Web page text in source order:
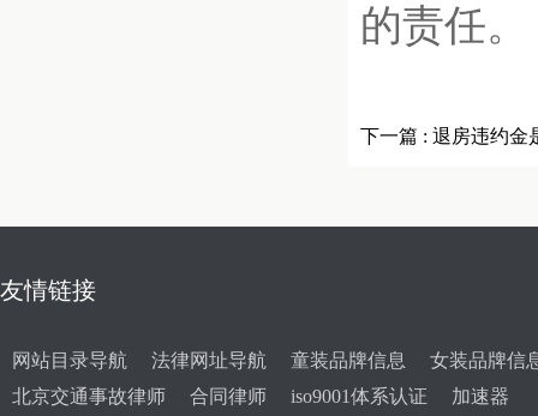
的责任。
下一篇 : 退房违约金
友情链接
网站目录导航 法律网址导航 童装品牌信息
女装品牌信
北京交通事故律师
合同律师 iso9001体系认证 加速器